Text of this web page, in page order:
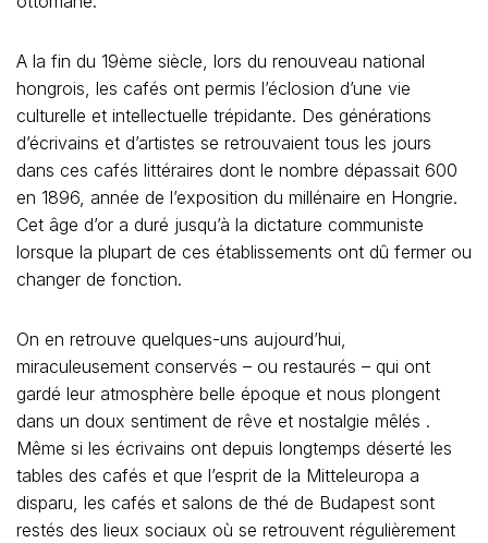
A la fin du 19ème siècle, lors du renouveau national
hongrois, les cafés ont permis l’éclosion d’une vie
culturelle et intellectuelle trépidante. Des générations
d’écrivains et d’artistes se retrouvaient tous les jours
dans ces cafés littéraires dont le nombre dépassait 600
en 1896, année de l’exposition du millénaire en Hongrie.
Cet âge d’or a duré jusqu’à la dictature communiste
lorsque la plupart de ces établissements ont dû fermer ou
changer de fonction.
On en retrouve quelques-uns aujourd’hui,
miraculeusement conservés – ou restaurés – qui ont
gardé leur atmosphère belle époque et nous plongent
dans un doux sentiment de rêve et nostalgie mêlés .
Même si les écrivains ont depuis longtemps déserté les
tables des cafés et que l’esprit de la Mitteleuropa a
disparu, les cafés et salons de thé de Budapest sont
restés des lieux sociaux où se retrouvent régulièrement